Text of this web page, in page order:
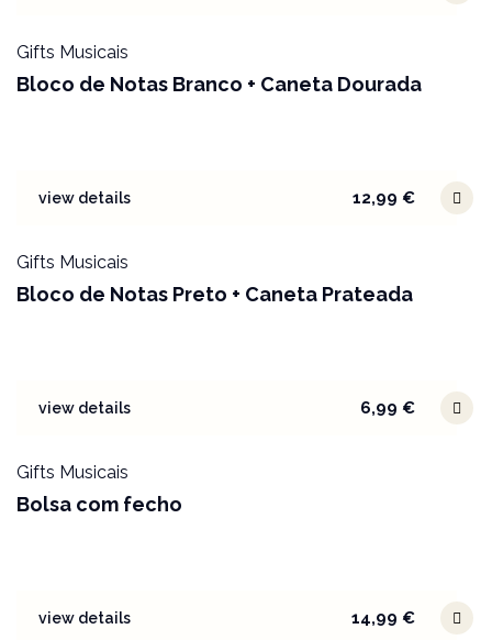
Gifts Musicais
Bloco de Notas Branco + Caneta Dourada
view details 12,99 €
Gifts Musicais
Bloco de Notas Preto + Caneta Prateada
view details 6,99 €
Gifts Musicais
Bolsa com fecho
view details 14,99 €